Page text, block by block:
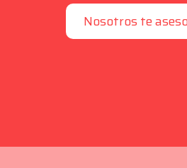
Nosotros te